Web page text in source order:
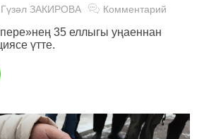
Гүзәл ЗАКИРОВА Комментарий
35 еллыгы уңаеннан
үтте.